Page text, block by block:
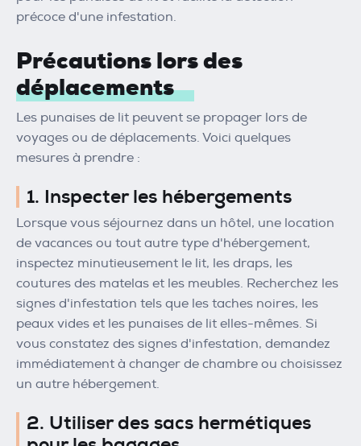
précoce d'une infestation.
Précautions lors des
déplacements
Les punaises de lit peuvent se propager lors de
voyages ou de déplacements. Voici quelques
mesures à prendre :
1. Inspecter les hébergements
Lorsque vous séjournez dans un hôtel, une location
de vacances ou tout autre type d'hébergement,
inspectez minutieusement le lit, les draps, les
coutures des matelas et les meubles. Recherchez les
signes d'infestation tels que les taches noires, les
peaux vides et les punaises de lit elles-mêmes. Si
vous constatez des signes d'infestation, demandez
immédiatement à changer de chambre ou choisissez
un autre hébergement.
2. Utiliser des sacs hermétiques